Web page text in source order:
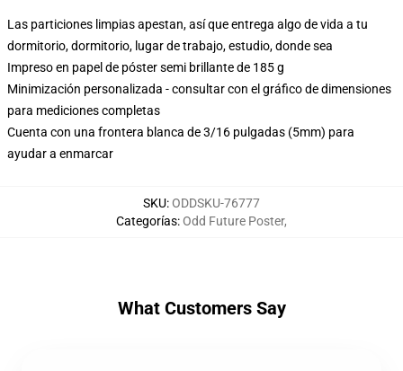
Las particiones limpias apestan, así que entrega algo de vida a tu
dormitorio, dormitorio, lugar de trabajo, estudio, donde sea
Impreso en papel de póster semi brillante de 185 g
Minimización personalizada - consultar con el gráfico de dimensiones
para mediciones completas
Cuenta con una frontera blanca de 3/16 pulgadas (5mm) para
ayudar a enmarcar
SKU:ODDSKU-76777
Categorías:Odd Future Poster,
What Customers Say